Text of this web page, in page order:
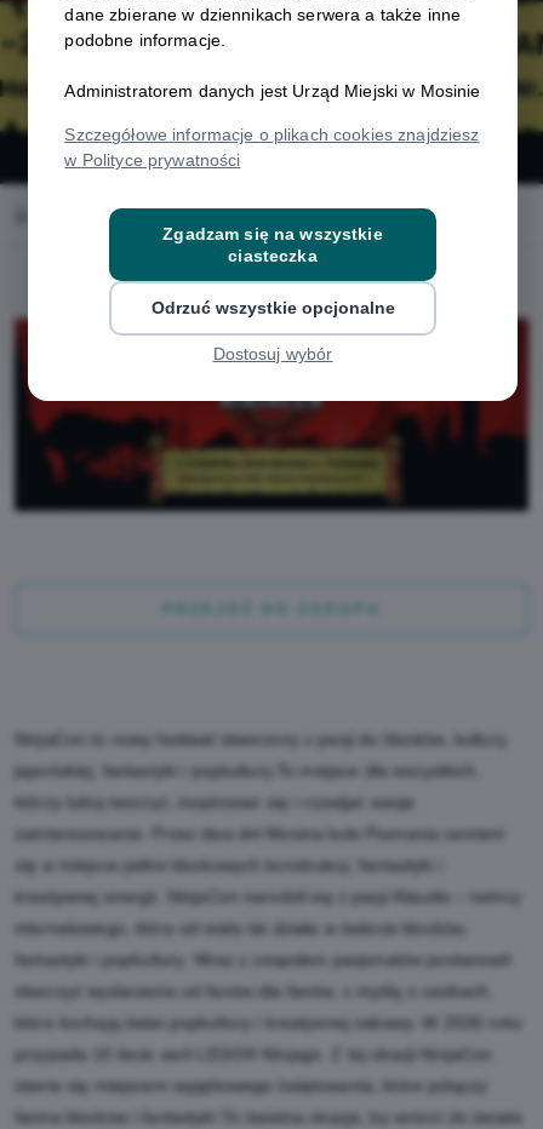
Oferty
NinjaCon to nowy festiwal stworzony z pasji do klocków, kultury
japońskiej, fantastyki i popkultury.To miejsce dla wszystkich,
którzy lubią tworzyć, inspirować się i rozwijać swoje
zainteresowania. Przez dwa dni Mosina koło Poznania zamieni
się w miejsce pełne klockowych konstrukcji, fantastyki i
kreatywnej energii. NinjaCon narodził się z pasji Klaudio – twórcy
internetowego, który od wielu lat działa w świecie klocków,
fantastyki i popkultury. Wraz z zespołem pasjonatów postanowił
stworzyć wydarzenie od fanów dla fanów, z myślą o osobach,
które kochają świat popkultury i kreatywnej zabawy. W 2026 roku
przypada 15-lecie serii LEGO® Ninjago. Z tej okazji NinjaCon
stanie się miejscem wyjątkowego świętowania, które połączy
fanów klocków i fantastyki.To świetna okazja, by wrócić do świata
dane zbierane w dziennikach serwera a także inne
podobne informacje.
Administratorem danych jest Urząd Miejski w Mosinie
Szczegółowe informacje o plikach cookies znajdziesz
w Polityce prywatności
Zgadzam się na wszystkie
ciasteczka
Odrzuć wszystkie opcjonalne
Dostosuj wybór